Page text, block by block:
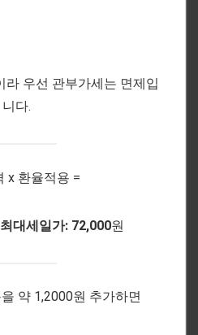
우선 관부가세는 면제입
니다.
x 환율적용 =
최대세일가: 72,000원
약 1,2000원 추가하면